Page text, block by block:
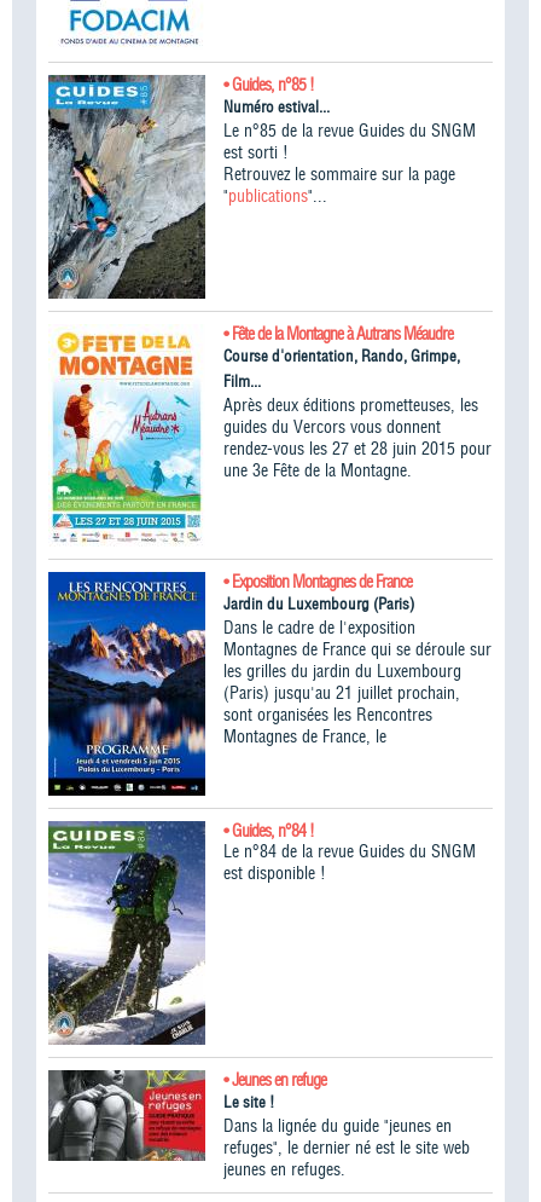
• Guides, n°85 !
Numéro estival...
Le n°85 de la revue Guides du SNGM
est sorti !
Retrouvez le sommaire sur la page
"publications"...
• Fête de la Montagne à Autrans Méaudre
Course d'orientation, Rando, Grimpe,
Film...
Après deux éditions prometteuses, les
guides du Vercors vous donnent
rendez-vous les 27 et 28 juin 2015 pour
une 3e Fête de la Montagne.
• Exposition Montagnes de France
Jardin du Luxembourg (Paris)
Dans le cadre de l'exposition
Montagnes de France qui se déroule sur
les grilles du jardin du Luxembourg
(Paris) jusqu'au 21 juillet prochain,
sont organisées les Rencontres
Montagnes de France, le
• Guides, n°84 !
Le n°84 de la revue Guides du SNGM
est disponible !
• Jeunes en refuge
Le site !
Dans la lignée du guide "jeunes en
refuges", le dernier né est le site web
jeunes en refuges.